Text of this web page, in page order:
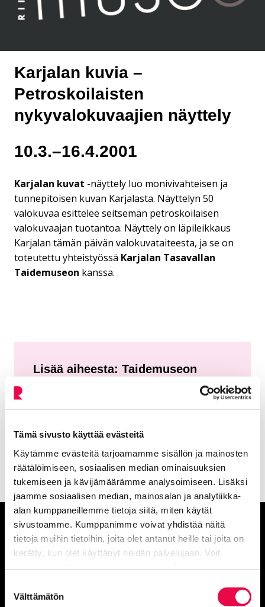
Tämä sivusto käyttää evästeitä
Käytämme evästeitä tarjoamamme sisällön ja mainosten
räätälöimiseen, sosiaalisen median ominaisuuksien
tukemiseen ja kävijämäärämme analysoimiseen. Lisäksi
jaamme sosiaalisen median, mainosalan ja analytiikka-
alan kumppaneillemme tietoja siitä, miten käytät
sivustoamme. Kumppanimme voivat yhdistää näitä
tietoja muihin tietoihin, joita olet antanut heille tai joita on
kerätty, kun olet käyttänyt heidän palvelujaan. Voit
valinta
Välttämätön
Karjalan kuvia –
Petroskoilaisten
nykyvalokuvaajien näyttely
10.3.–16.4.2001
Karjalan kuvat -näyttely luo monivivahteisen ja
tunnepitoisen kuvan Karjalasta. Näyttelyn 50
valokuvaa esittelee seitsemän petroskoilaisen
valokuvaajan tuotantoa. Näyttely on läpileikkaus
Karjalan tämän päivän valokuvataiteesta, ja se on
toteutettu yhteistyössä Karjalan Tasavallan
Taidemuseon kanssa.
Lisää aiheesta: Taidemuseon
Nykyinen sivu
nykyvalokuvaajien näyttely
Klikkaa käyttääksesi valikkoa
Anna palautetta
Palautepalvelu